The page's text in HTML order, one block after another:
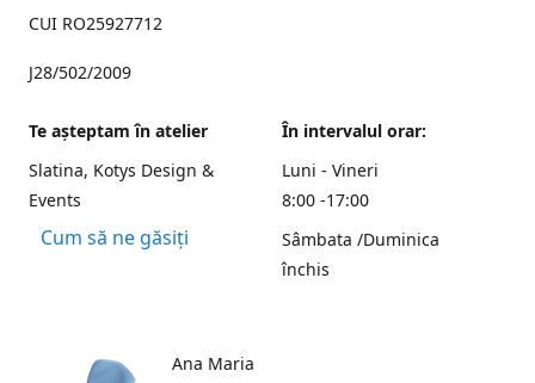
CUI RO25927712
J28/502/2009
Te aşteptam în atelier
Slatina, Kotys Design &
Events
Cum să ne găsiți
În intervalul orar:
Luni - Vineri
8:00 -17:00
Sâmbata /Duminica
închis
Ana Maria